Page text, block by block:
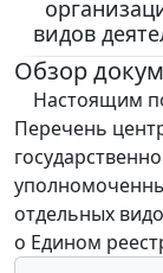
видов
Обзор
Настоящим
Перечень
отдельных
о Едином